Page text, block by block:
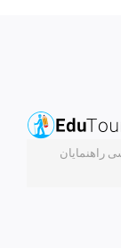
راهنمایان